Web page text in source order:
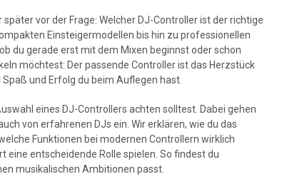
vor der Frage: Welcher DJ-Controller ist der richtige
Einsteigermodellen bis hin zu professionellen
du gerade erst mit dem Mixen beginnst oder schon
möchtest: Der passende Controller ist das Herzstück
und Erfolg du beim Auflegen hast.
eines DJ-Controllers achten solltest. Dabei gehen
von erfahrenen DJs ein. Wir erklären, wie du das
Funktionen bei modernen Controllern wirklich
entscheidende Rolle spielen. So findest du
musikalischen Ambitionen passt.